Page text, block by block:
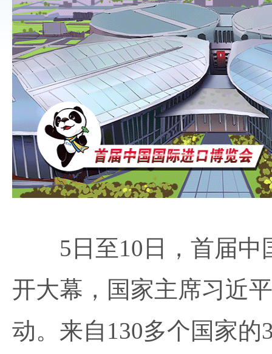
5日至10日，首届中
开大幕，国家主席习近
动。来自130多个国家